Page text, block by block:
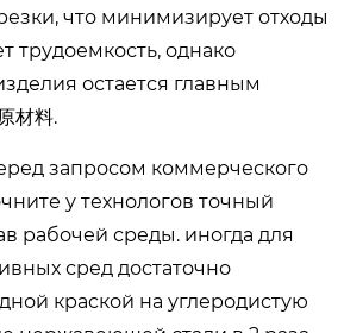
что минимизирует отходы
трудоемкость, однако
остается главным
材料.
запросом коммерческого
у технологов точный
рабочей среды. иногда для
сред достаточно
краской на углеродистую